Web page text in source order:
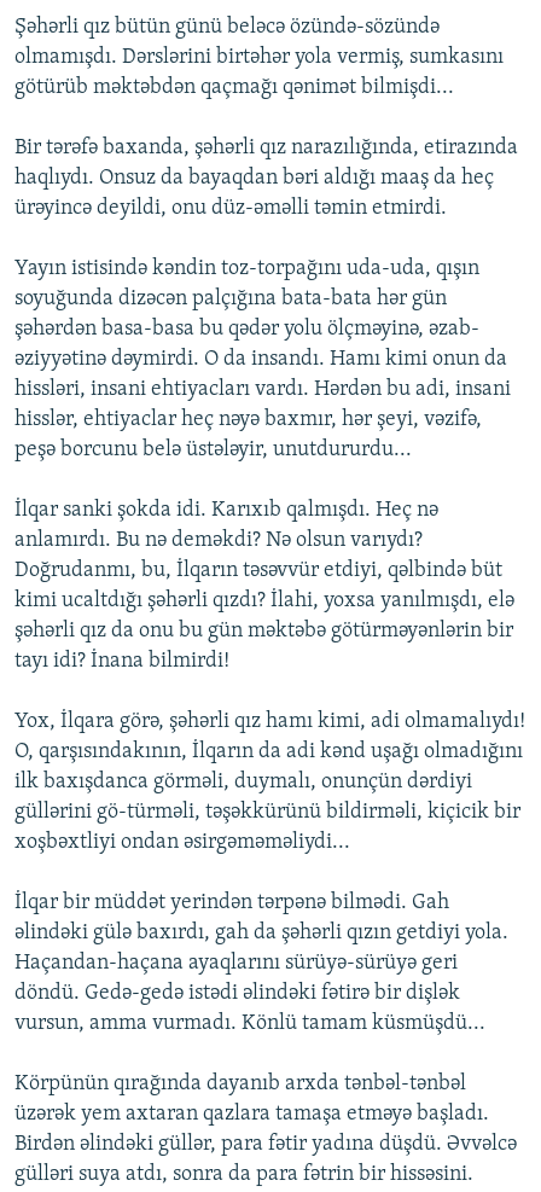
Şəhərli qız bütün günü beləcə özündə-sözündə
olmamışdı. Dərslərini birtəhər yola vermiş, sumkasını
götürüb məktəbdən qaçmağı qənimət bilmişdi...
Bir tərəfə baxanda, şəhərli qız narazılığında, etirazında
haqlıydı. Onsuz da bayaqdan bəri aldığı maaş da heç
ürəyincə deyildi, onu düz-əməlli təmin etmirdi.
Yayın istisində kəndin toz-torpağını uda-uda, qışın
soyuğunda dizəcən palçığına bata-bata hər gün
şəhərdən basa-basa bu qədər yolu ölçməyinə, əzab-
əziyyətinə dəymirdi. O da insandı. Hamı kimi onun da
hissləri, insani ehtiyacları vardı. Hərdən bu adi, insani
hisslər, ehtiyaclar heç nəyə baxmır, hər şeyi, vəzifə,
peşə borcunu belə üstələyir, unutdururdu...
İlqar sanki şokda idi. Karıxıb qalmışdı. Heç nə
anlamırdı. Bu nə deməkdi? Nə olsun varıydı?
Doğrudanmı, bu, İlqarın təsəvvür etdiyi, qəlbində büt
kimi ucaltdığı şəhərli qızdı? İlahi, yoxsa yanılmışdı, elə
şəhərli qız da onu bu gün məktəbə götürməyənlərin bir
tayı idi? İnana bilmirdi!
Yox, İlqara görə, şəhərli qız hamı kimi, adi olmamalıydı!
O, qarşısındakının, İlqarın da adi kənd uşağı olmadığını
ilk baxışdanca görməli, duymalı, onunçün dərdiyi
güllərini gö-türməli, təşəkkürünü bildirməli, kiçicik bir
xoşbəxtliyi ondan əsirgəməməliydi...
İlqar bir müddət yerindən tərpənə bilmədi. Gah
əlindəki gülə baxırdı, gah da şəhərli qızın getdiyi yola.
Haçandan-haçana ayaqlarını sürüyə-sürüyə geri
döndü. Gedə-gedə istədi əlindəki fətirə bir dişlək
vursun, amma vurmadı. Könlü tamam küsmüşdü...
Körpünün qırağında dayanıb arxda tənbəl-tənbəl
üzərək yem axtaran qazlara tamaşa etməyə başladı.
Birdən əlindəki güllər, para fətir yadına düşdü. Əvvəlcə
gülləri suya atdı, sonra da para fətrin bir hissəsini.